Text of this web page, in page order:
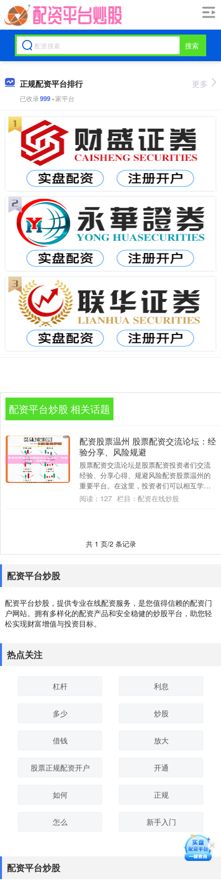
搜索
正规配资平台排行
已收录999+家平台
更多
配资平台炒股 相关话题
配资股票温州 股票配资交流论坛：经
验分享、风险规避
股票配资交流论坛是股票配资投资者们交流
经验、分享心得、规避风险配资股票温州的
重要平台。在这里，投资者们可以相互学习
配资股票温州，共同进步。 * **放大收益潜
阅读： 127 栏目： 配资在线炒股
共 1 页/2 条记录
配资平台炒股
配资平台炒股，提供专业在线配资服务，是您值得信赖的配资门
户网站。拥有多样化的配资产品和安全稳健的炒股平台，助您轻
松实现财富增值与投资目标。
热点关注
杠杆 利息
多少 炒股
借钱 放大
股票正规配资开户 开通
如何 正规
怎么 新手入门
配资平台炒股